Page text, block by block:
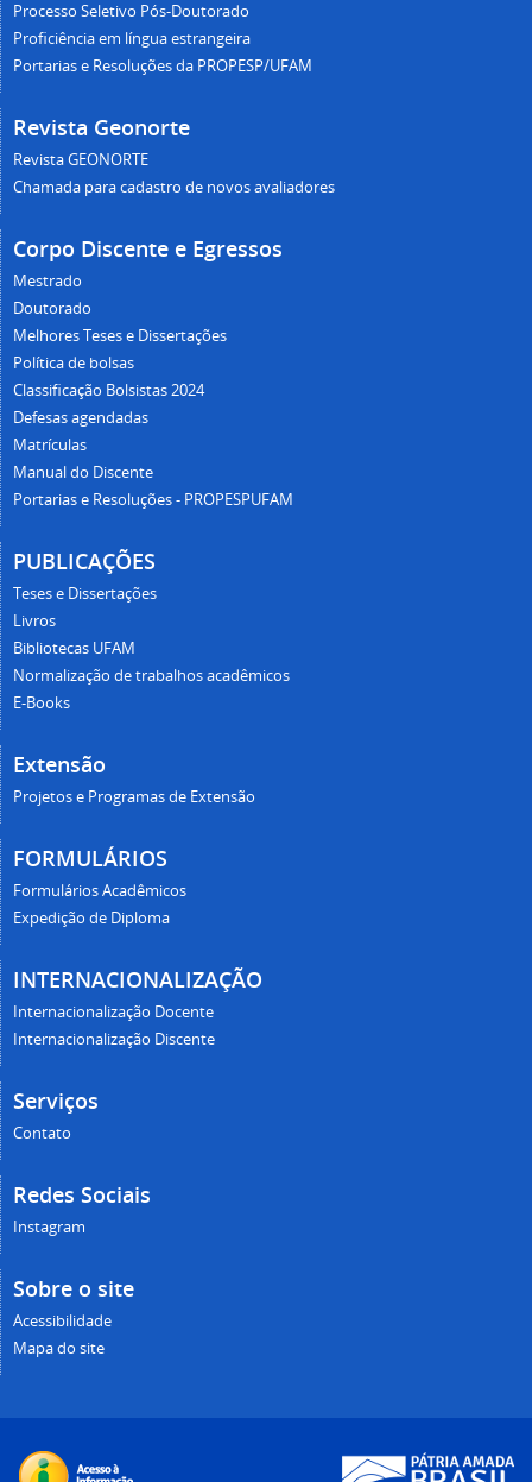
Processo Seletivo Pós-Doutorado
Proficiência em língua estrangeira
Portarias e Resoluções da PROPESP/UFAM
Revista Geonorte
Revista GEONORTE
Chamada para cadastro de novos avaliadores
Corpo Discente e Egressos
Mestrado
Doutorado
Melhores Teses e Dissertações
Política de bolsas
Classificação Bolsistas 2024
Defesas agendadas
Matrículas
Manual do Discente
Portarias e Resoluções - PROPESPUFAM
PUBLICAÇÕES
Teses e Dissertações
Livros
Bibliotecas UFAM
Normalização de trabalhos acadêmicos
E-Books
Extensão
Projetos e Programas de Extensão
FORMULÁRIOS
Formulários Acadêmicos
Expedição de Diploma
INTERNACIONALIZAÇÃO
Internacionalização Docente
Internacionalização Discente
Serviços
Contato
Redes Sociais
Instagram
Sobre o site
Acessibilidade
Mapa do site